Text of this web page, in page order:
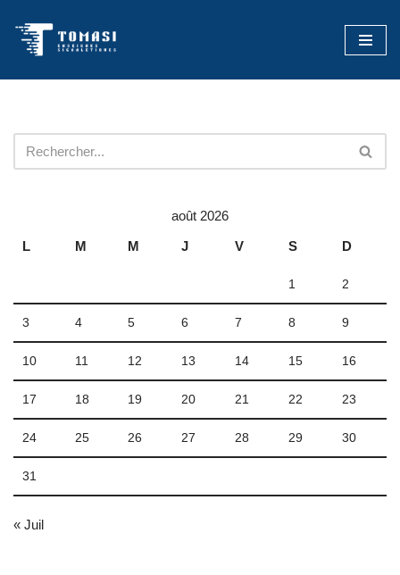
Aller
août 2026
L
M M J V S D
1 2
3 4 5 6 7 8 9
10 11 12 13 14 15 16
17 18 19 20 21 22 23
24 25 26 27 28 29 30
31
« Juil